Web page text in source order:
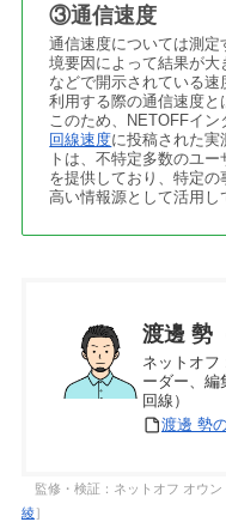
③通信速度
通信速度については測
境要因によって結果が大
などで開示されている
利用する際の通信速度と
このため、NETOFFイ
回線速度に投稿された実
トは、不特定多数のユ
を提供しており、特定
高い情報源として活用し
渡邊 勢
ネットオフ
ーダー、編
回線）
渡邊 勢
監修・検証：ネットオフ オウン
綾］